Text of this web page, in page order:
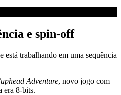
e spin-off
trabalhando em uma sequência
Adventure, novo jogo com
era 8-bits.